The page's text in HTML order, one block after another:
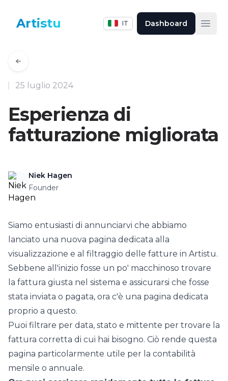
Artistu IT Dashboard
Apri
Esperienza di
fatturazione migliorata
25 luglio 2024
Niek Hagen
Founder
Siamo entusiasti di annunciarvi che abbiamo
lanciato una nuova pagina dedicata alla
visualizzazione e al filtraggio delle fatture in Artistu.
Sebbene all'inizio fosse un po' macchinoso trovare
la fattura giusta nel sistema e assicurarsi che fosse
stata inviata o pagata, ora c'è una pagina dedicata
proprio a questo.
Puoi filtrare per data, stato e mittente per trovare la
fattura corretta di cui hai bisogno. Ciò rende questa
pagina particolarmente utile per la contabilità
mensile o annuale.